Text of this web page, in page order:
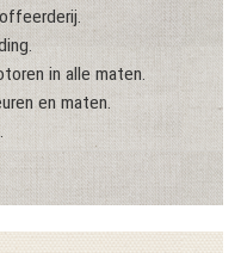
in alle maten.
en maten.